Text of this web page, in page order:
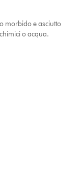
morbido e asciutto
o acqua.